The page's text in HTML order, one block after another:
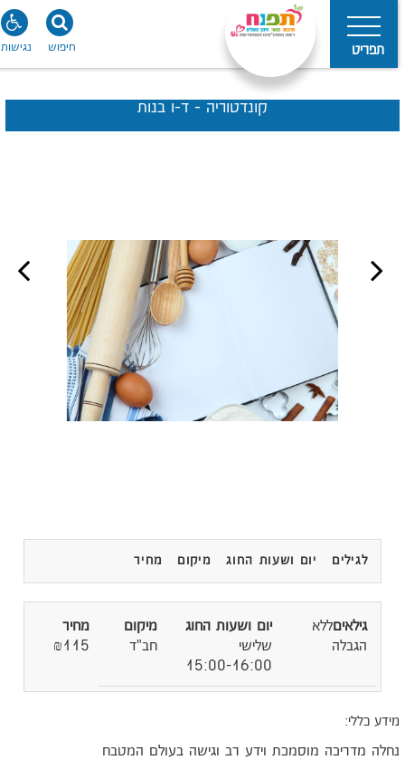
תפריט נגישות חיפוש
קונדטוריה - ד-ו בנות
לגילים יום ושעות החוג מיקום מחיר
ללא
הגבלה
שלישי
15:00-16:00
חב"ד ₪115
כללי:
מדריכה מוסמכת וידע רב וגישה בעולם המטבח